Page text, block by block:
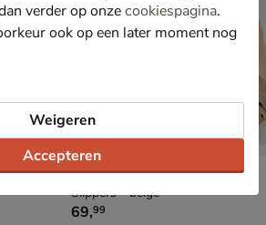
Verbenas Rocio
Slippers - beige
€ 69,99
69,99
verder op onzecookiespagina.
ook op een later moment nog
Accepteren
Weigeren